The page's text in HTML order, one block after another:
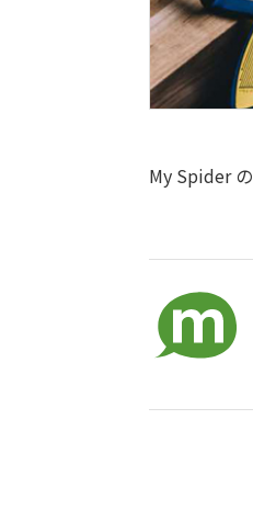
My Spider の